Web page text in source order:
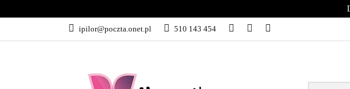
ipilor@poczta.onet.pl 510 143 454KATEGORIE